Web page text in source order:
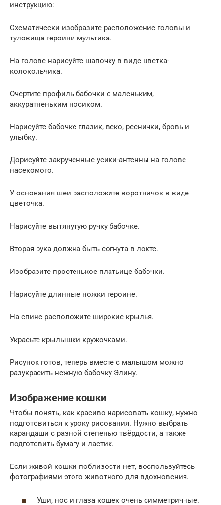
инструкцию:
Схематически изобразите расположение головы и
туловища героини мультика.
На голове нарисуйте шапочку в виде цветка-
колокольчика.
Очертите профиль бабочки с маленьким,
аккуратненьким носиком.
Нарисуйте бабочке глазик, веко, реснички, бровь и
улыбку.
Дорисуйте закрученные усики-антенны на голове
насекомого.
У основания шеи расположите воротничок в виде
цветочка.
Нарисуйте вытянутую ручку бабочке.
Вторая рука должна быть согнута в локте.
Изобразите простенькое платьице бабочки.
Нарисуйте длинные ножки героине.
На спине расположите широкие крылья.
Украсьте крылышки кружочками.
Рисунок готов, теперь вместе с малышом можно
разукрасить нежную бабочку Элину.
Изображение кошки
Чтобы понять, как красиво нарисовать кошку, нужно
подготовиться к уроку рисования. Нужно выбрать
карандаши с разной степенью твёрдости, а также
подготовить бумагу и ластик.
Если живой кошки поблизости нет, воспользуйтесь
фотографиями этого животного для вдохновения.
Уши, нос и глаза кошек очень симметричные.